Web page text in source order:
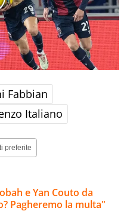
Fabbian
Italiano
preferite
e Yan Couto da
Pagheremo la multa"